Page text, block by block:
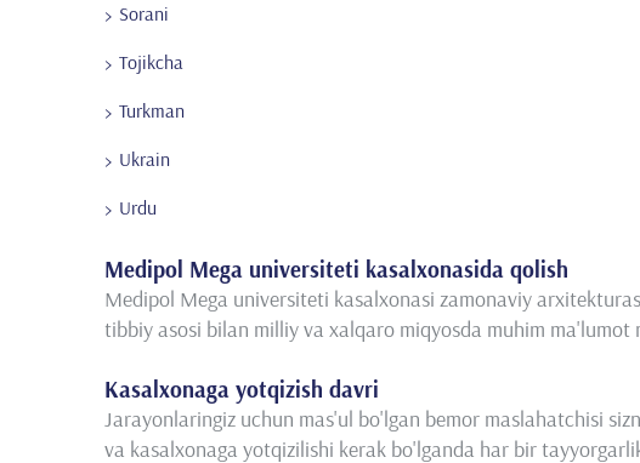
Sorani
Tojikcha
Turkman
Ukrain
Urdu
Medipol Mega universiteti kasalxonasida qolish
Medipol Mega universiteti kasalxonasi zamonaviy
tibbiy asosi bilan milliy va xalqaro miqyosda muhim ma'lumot
Kasalxonaga yotqizish davri
Jarayonlaringiz uchun mas'ul bo'lgan bemor maslahatchisi
va kasalxonaga yotqizilishi kerak bo'lganda har bir